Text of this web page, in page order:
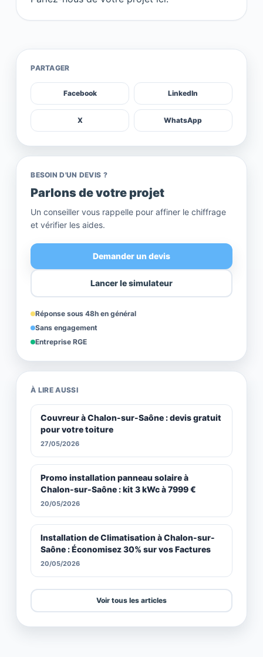
PARTAGER
Facebook LinkedIn
X WhatsApp
BESOIN D'UN DEVIS ?
Parlons de votre projet
Un conseiller vous rappelle pour affiner le chiffrage
et vérifier les aides.
Demander un devis
Lancer le simulateur
Réponse sous 48h en général
Sans engagement
Entreprise RGE
À LIRE AUSSI
Couvreur à Chalon-sur-Saône : devis gratuit
pour votre toiture
27/05/2026
Promo installation panneau solaire à
Chalon-sur-Saône : kit 3 kWc à 7999 €
20/05/2026
Installation de Climatisation à Chalon-sur-
Saône : Économisez 30% sur vos Factures
20/05/2026
Voir tous les articles